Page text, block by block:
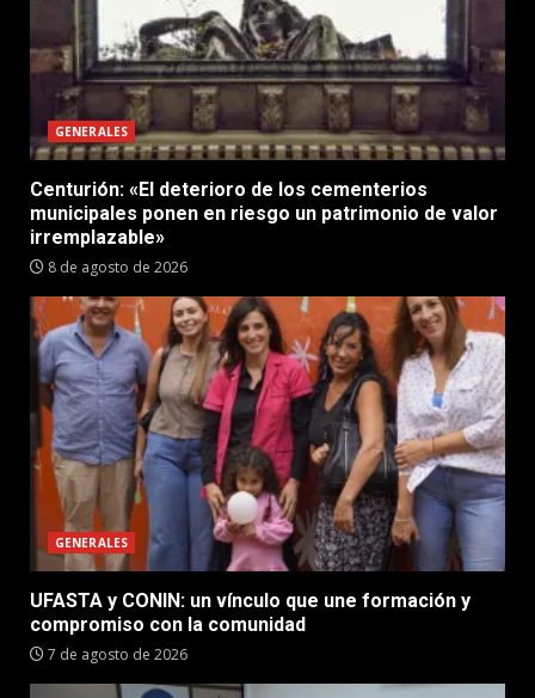
GENERALES
Centurión: «El deterioro de los cementerios
municipales ponen en riesgo un patrimonio de valor
irremplazable»
8 de agosto de 2026
GENERALES
UFASTA y CONIN: un vínculo que une formación y
compromiso con la comunidad
7 de agosto de 2026